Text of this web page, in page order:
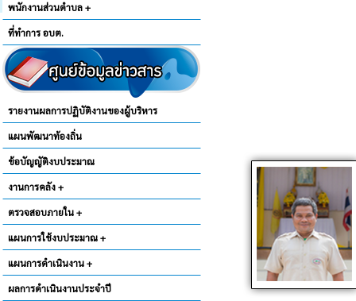
พนักงานส่วนตำบล +
ที่ทำการ อบต.
รายงานผลการปฏิบัติงานของผู้บริหาร
แผนพัฒนาท้องถิ่น
ข้อบัญญัติงบประมาณ
งานการคลัง +
ตรวจสอบภายใน +
แผนการใช้งบประมาณ +
แผนการดำเนินงาน +
ผลการดำเนินงานประจำปี